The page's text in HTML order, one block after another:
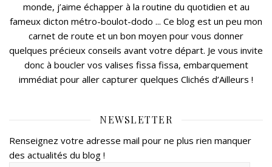
monde, j’aime échapper à la routine du quotidien et au
fameux dicton métro-boulot-dodo ... Ce blog est un peu mon
carnet de route et un bon moyen pour vous donner
quelques précieux conseils avant votre départ. Je vous invite
donc à boucler vos valises fissa fissa, embarquement
immédiat pour aller capturer quelques Clichés d’Ailleurs !
NEWSLETTER
Renseignez votre adresse mail pour ne plus rien manquer
des actualités du blog !